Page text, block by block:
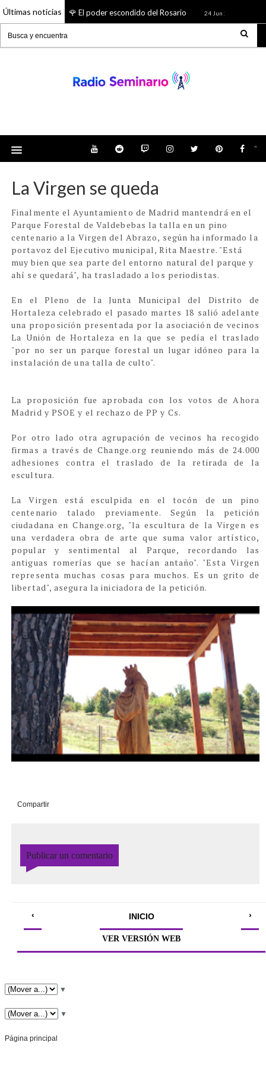
Últimas noticias
26 Jun 2026 🌹 El poder escondido del Rosario 24 Jun 2026
"
La Virgen se queda
Finalmente el Ayuntamiento de Madrid mantendrá en el
Parque Forestal de Valdebebas la talla en un pino
centenario a la Virgen del Abrazo, según ha informado la
portavoz del Ejecutivo municipal, Rita Maestre. "Está
muy bien que sea parte del entorno natural del parque y
ahí se quedará", ha trasladado a los periodistas.
En el Pleno de la Junta Municipal del Distrito de
Hortaleza celebrado el pasado martes 18 salió adelante
una proposición presentada por la asociación de vecinos
La Unión de Hortaleza en la que se pedía el traslado
"por no ser un parque forestal un lugar idóneo para la
instalación de una talla de culto".
La proposición fue aprobada con los votos de Ahora
Madrid y PSOE y el rechazo de PP y Cs.
Por otro lado otra agrupación de vecinos ha recogido
firmas a través de Change.org reuniendo más de 24.000
adhesiones contra el traslado de la retirada de la
escultura.
La Virgen está esculpida en el tocón de un pino
centenario talado previamente. Según la petición
ciudadana en Change.org, "la escultura de la Virgen es
una verdadera obra de arte que suma valor artístico,
popular y sentimental al Parque, recordando las
antiguas romerías que se hacían antaño". "Esta Virgen
representa muchas cosas para muchos. Es un grito de
libertad", asegura la iniciadora de la petición.
Compartir
Publicar un comentario
‹ ›
INICIO
VER VERSIÓN WEB
▼
▼
Página principal